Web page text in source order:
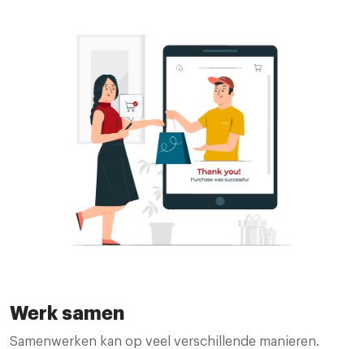
Werk samen
Samenwerken kan op veel verschillende manieren.